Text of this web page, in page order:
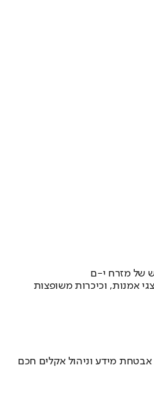
של מזרח י-ם
אמנות, וכיכרות משופצות
מידע וניהול אקלים חכם